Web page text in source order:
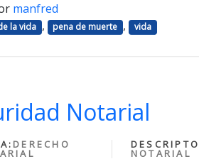
manfred
la vida , pena de muerte , vida
Notarial
DERECHO
NOTARIAL